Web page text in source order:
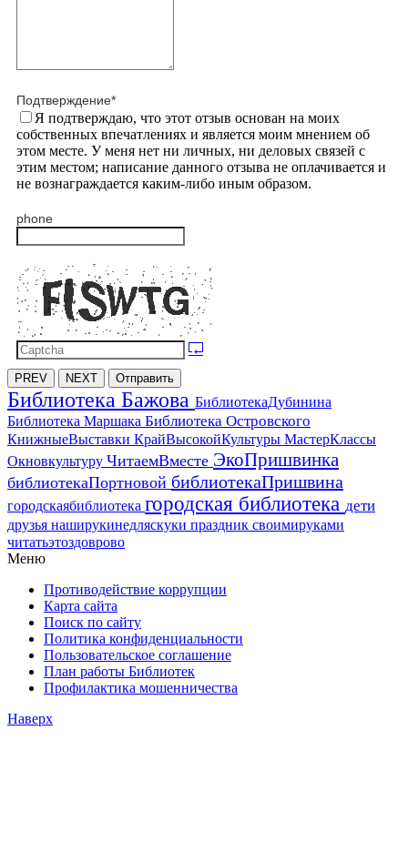
Подтверждение*
Я подтверждаю, что этот отзыв основан на моих
собственных впечатлениях и является моим мнением об
этом месте. У меня нет ни личных, ни деловых связей с
этим местом; написание данного отзыва не оплачивается и
не вознаграждается каким-либо иным образом.
phone
PREV NEXT Отправить
Библиотека Бажова БиблиотекаДубинина
Библиотека Маршака Библиотека Островского
КнижныеВыставки КрайВысокойКультуры МастерКлассы
Окновкультуру ЧитаемВместе ЭкоПришвинка
библиотекаПортновой библиотекаПришвина
городскаябиблиотека городская библиотека дети
друзья наширукинедляскуки праздник своимируками
читатьэтоздоврово
Меню
Противодействие коррупции
Карта сайта
Поиск по сайту
Политика конфиденциальности
Пользовательское соглашение
План работы Библиотек
Профилактика мошенничества
Наверх